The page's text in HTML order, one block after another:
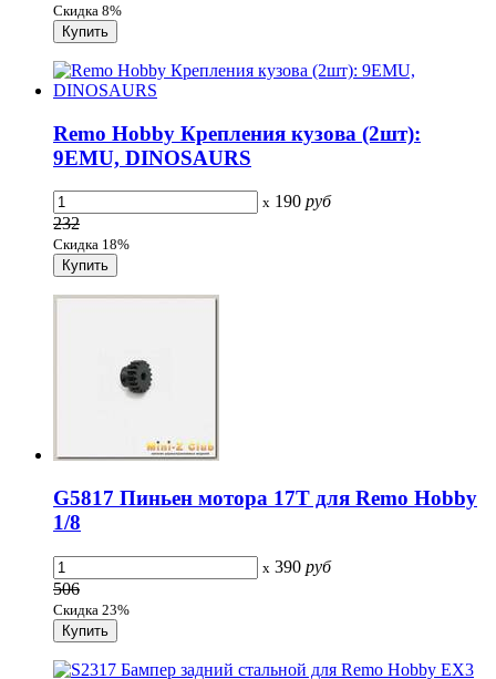
Скидка 8%
Remo Hobby Крепления кузова (2шт):
9EMU, DINOSAURS
x 190 руб
232
Скидка 18%
G5817 Пиньен мотора 17T для Remo Hobby
1/8
x 390 руб
506
Скидка 23%